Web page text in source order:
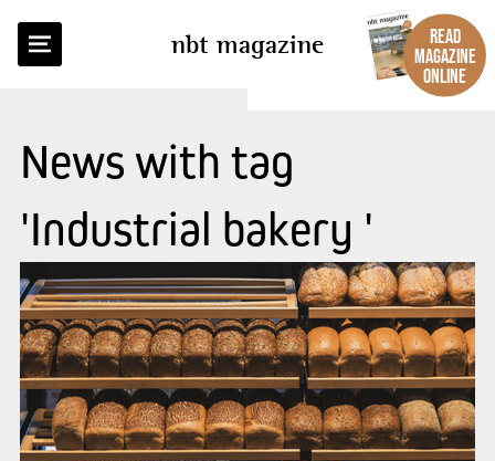
nbt magazine
READ
MAGAZINE
ONLINE
News with tag
'Industrial bakery '